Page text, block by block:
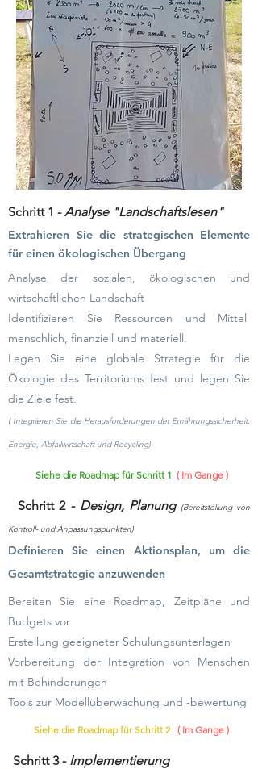
Schritt 1 -Analyse "Landschaftslesen"
Extrahieren Sie die strategischen Elemente
für einen ökologischen Übergang
Analyse der sozialen, ökologischen und
wirtschaftlichen Landschaft
Identifizieren Sie Ressourcen und Mittel
menschlich, finanziell und materiell.
Legen Sie eine globale Strategie für die
Ökologie des Territoriums fest und legen Sie
die Ziele fest.
( Integrieren Sie die Herausforderungen der Ernährungssicherheit,
Energie, Abfallwirtschaft und Recycling)
Siehe die Roadmap für Schritt 1 ( Im Gange )
Schritt 2 - Design, Planung (Bereitstellung von
Kontroll- und Anpassungspunkten)
Definieren Sie einen Aktionsplan, um die
Gesamtstrategie anzuwenden
Bereiten Sie eine Roadmap, Zeitpläne und
Budgets vor
Erstellung geeigneter Schulungsunterlagen
Vorbereitung der Integration von Menschen
mit Behinderungen
Tools zur Modellüberwachung und -bewertung
Siehe die Roadmap für Schritt 2 ( Im Gange )
Schritt 3 - Implementierung